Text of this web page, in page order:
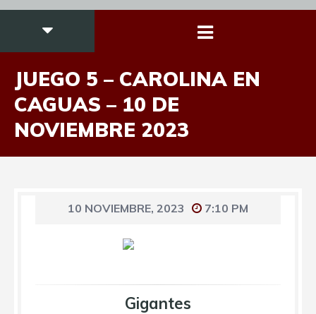
JUEGO 5 – CAROLINA EN
CAGUAS – 10 DE
NOVIEMBRE 2023
10 NOVIEMBRE, 2023 7:10 PM
Gigantes